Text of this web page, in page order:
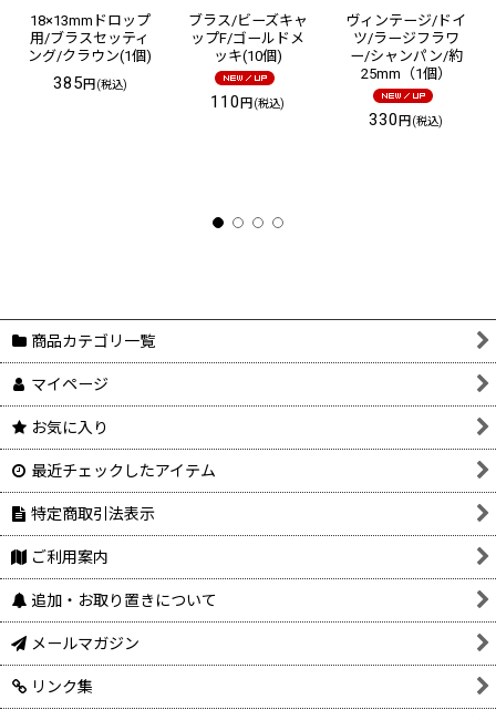
18×13mmドロップ
用/ブラスセッティ
ング/クラウン(1個)
385円(税込)
ブラス/ビーズキャ
ップF/ゴールドメ
ッキ(10個)
110円(税込)
ヴィンテージ/ドイ
ツ/ラージフラワ
ー/シャンパン/約
25mm（1個）
330円(税込)
商品カテゴリ一覧
マイページ
お気に入り
最近チェックしたアイテム
特定商取引法表示
ご利用案内
追加・お取り置きについて
メールマガジン
リンク集